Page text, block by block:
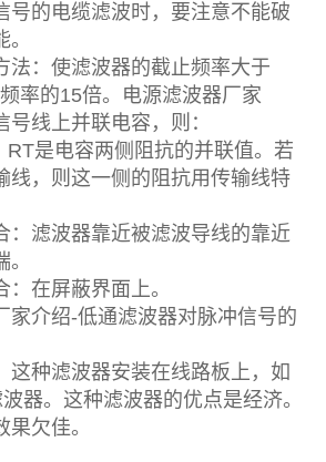
的电缆滤波时，要注意不能破
：使滤波器的截止频率大于
率的15倍。电源滤波器厂家
线上并联电容，则：
RT是电容两侧阻抗的并联值。若
线，则这一侧的阻抗用传输线特
滤波器靠近被滤波导线的靠近
在屏蔽界面上。
介绍-低通滤波器对脉冲信号的
种滤波器安装在线路板上，如
器。这种滤波器的优点是经济。
欠佳。